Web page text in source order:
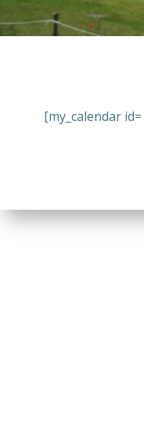
[my_calendar